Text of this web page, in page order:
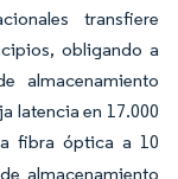
transfiere
obligando a
almacenamiento
latencia en 17.000
fibra óptica a 10
almacenamiento